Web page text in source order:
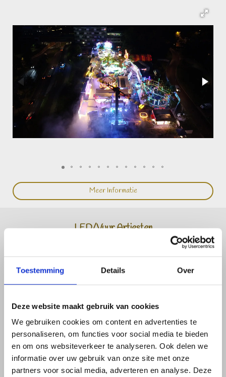
Toestemming Details Over
Deze website maakt gebruik van cookies
We gebruiken cookies om content en advertenties te
personaliseren, om functies voor social media te bieden
en om ons websiteverkeer te analyseren. Ook delen we
informatie over uw gebruik van onze site met onze
partners voor social media, adverteren en analyse. Deze
Meer Informatie
LED/Vuur Artiesten